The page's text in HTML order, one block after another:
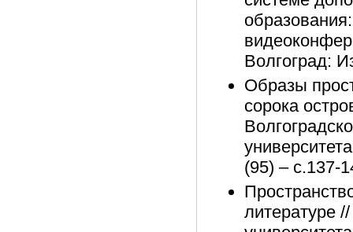
Волгоград:
Образы
сорока
(95) – с.137-
литературе